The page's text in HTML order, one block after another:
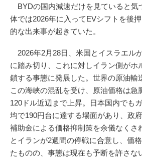
BYDの国内減速だけを見ていると気
体では2026年に入ってEVシフトを後
的な出来事が起きていた。
2026年2月28日、米国とイスラエル
に踏み切り、これに対しイラン側がホ
鎖する事態に発展した。世界の原油輸
この海峡の混乱を受け、原油価格は急
120ドル近辺まで上昇。日本国内でも
均で190円台に達する場面があり、政
補助金による価格抑制策を余儀なくさ
とイランが2週間の停戦に合意し、価
たものの、事態は現在も予断を許さな